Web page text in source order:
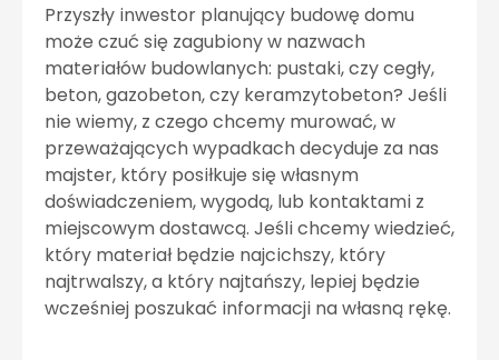
Przyszły inwestor planujący budowę domu
może czuć się zagubiony w nazwach
materiałów budowlanych: pustaki, czy cegły,
beton, gazobeton, czy keramzytobeton? Jeśli
nie wiemy, z czego chcemy murować, w
przeważających wypadkach decyduje za nas
majster, który posiłkuje się własnym
doświadczeniem, wygodą, lub kontaktami z
miejscowym dostawcą. Jeśli chcemy wiedzieć,
który materiał będzie najcichszy, który
najtrwalszy, a który najtańszy, lepiej będzie
wcześniej poszukać informacji na własną rękę.